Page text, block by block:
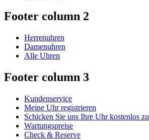
Footer column 2
Herrenuhren
Damenuhren
Alle Uhren
Footer column 3
Kundenservice
Meine Uhr registrieren
Schicken Sie uns Ihre Uhr kostenlos zu
Wartungspreise
Check & Reserve